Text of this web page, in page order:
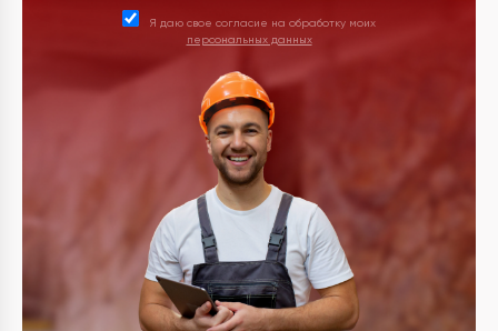
Я даю свое согласие на обработку моих
персональных данных